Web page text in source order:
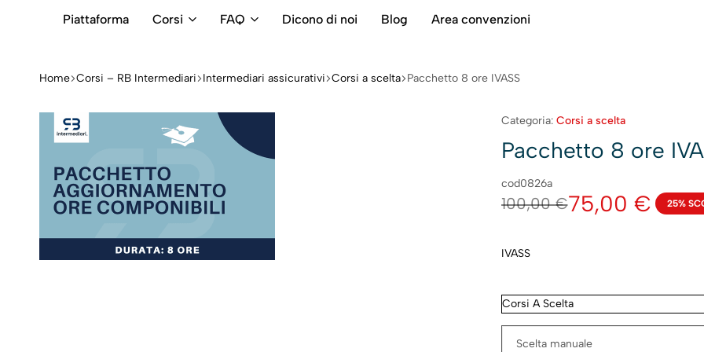
Piattaforma Corsi FAQ Dicono di noi Blog Area convenzioni
Home Corsi – RB Intermediari Intermediari assicurativi Corsi a scelta Pacchetto 8 ore IVASS
Categoria: Corsi a scelta
Pacchetto 8 ore
cod0826a
100,00€75,00 € 25%
IVASS
Corsi A Scelta